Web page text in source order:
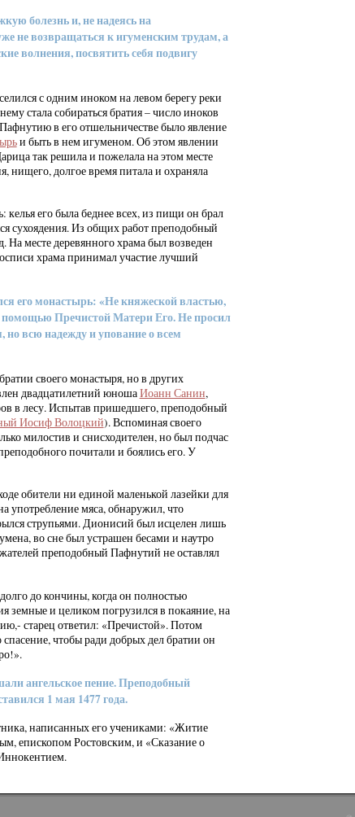
болезнь и, не надеясь на
не возвращаться к игуменским трудам, а
волнения, посвятить себя подвигу
с одним иноком на левом берегу реки
стала собираться братия – число иноков
в его отшельничестве было явление
и быть в нем игуменом. Об этом явлении
так решила и пожелала на этом месте
нищего, долгое время питала и охраняла
его была беднее всех, из пищи он брал
сухоядения. Из общих работ преподобный
месте деревянного храма был возведен
храма принимал участие лучший
его монастырь: «Не княжеской властью,
помощью Пречистой Матери Его. Не просил
всю надежду и упование о всем
своего монастыря, но в других
двадцатилетний юношаИоанн Санин,
в лесу. Испытав пришедшего, преподобный
Иосиф Волоцкий). Вспоминая своего
милостив и снисходителен, но был подчас
почитали и боялись его. У
обители ни единой маленькой лазейки для
употребление мяса, обнаружил, что
струпьями. Дионисий был исцелен лишь
во сне был устрашен бесами и наутро
преподобный Пафнутий не оставлял
до кончины, когда он полностью
земные и целиком погрузился в покаяние, на
старец ответил: «Пречистой». Потом
чтобы ради добрых дел братии он
ангельское пение. Преподобный
1 мая 1477 года.
написанных его учениками: «Житие
епископом Ростовским, и «Сказание о